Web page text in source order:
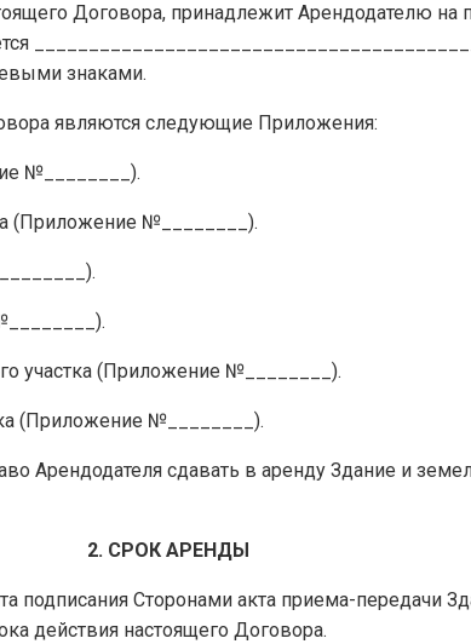
Договора, принадлежит Арендодателю на
знаками.
являются следующие Приложения:
№________).
(Приложение №________).
участка (Приложение №________).
(Приложение №________).
Арендодателя сдавать в аренду Здание и
2. СРОК АРЕНДЫ
подписания Сторонами акта приема-передачи
действия настоящего Договора.